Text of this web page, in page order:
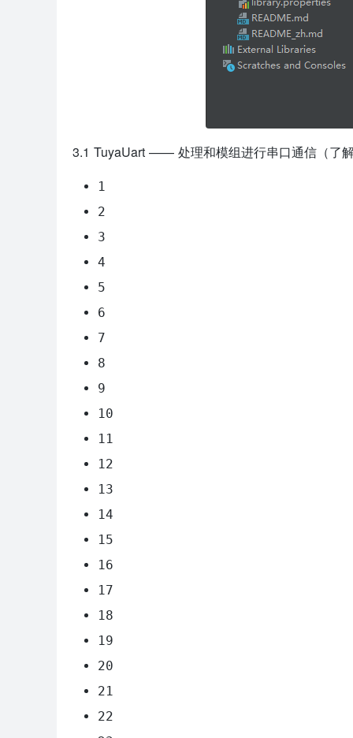
3.1 TuyaUart —— 处理和模组进行串口通信（了
1
2
3
4
5
6
7
8
9
10
11
12
13
14
15
16
17
18
19
20
21
22